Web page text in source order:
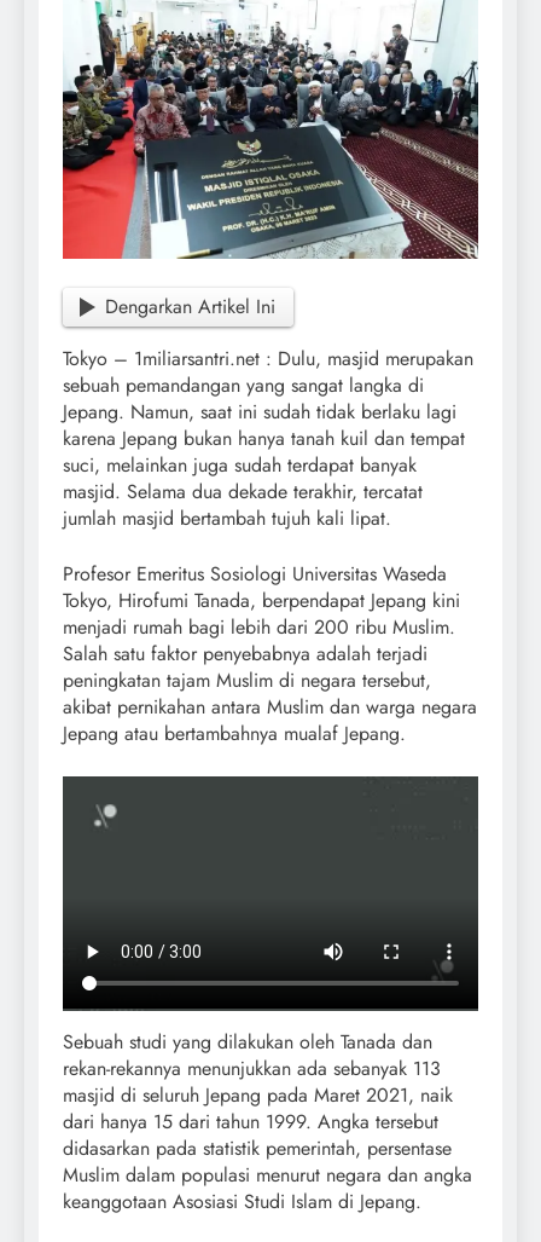
Dengarkan Artikel Ini
Tokyo – 1miliarsantri.net : Dulu, masjid merupakan
sebuah pemandangan yang sangat langka di
Jepang. Namun, saat ini sudah tidak berlaku lagi
karena Jepang bukan hanya tanah kuil dan tempat
suci, melainkan juga sudah terdapat banyak
masjid. Selama dua dekade terakhir, tercatat
jumlah masjid bertambah tujuh kali lipat.
Profesor Emeritus Sosiologi Universitas Waseda
Tokyo, Hirofumi Tanada, berpendapat Jepang kini
menjadi rumah bagi lebih dari 200 ribu Muslim.
Salah satu faktor penyebabnya adalah terjadi
peningkatan tajam Muslim di negara tersebut,
akibat pernikahan antara Muslim dan warga negara
Jepang atau bertambahnya mualaf Jepang.
Sebuah studi yang dilakukan oleh Tanada dan
rekan-rekannya menunjukkan ada sebanyak 113
masjid di seluruh Jepang pada Maret 2021, naik
dari hanya 15 dari tahun 1999. Angka tersebut
didasarkan pada statistik pemerintah, persentase
Muslim dalam populasi menurut negara dan angka
keanggotaan Asosiasi Studi Islam di Jepang.